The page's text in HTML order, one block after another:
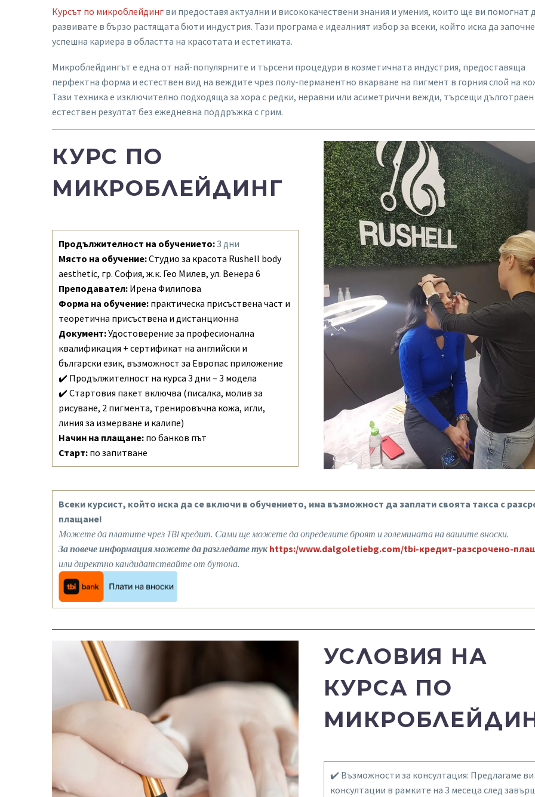
Курсът по микроблейдинг ви предоставя актуални и висококачествени знания и умения, които ще ви помогнат
развивате в бързо растящата бюти индустрия. Тази програма е идеалният избор за всеки, който иска да започне
успешна кариера в областта на красотата и естетиката.
Микроблейдингът е една от най-популярните и търсени процедури в козметичната индустрия, предоставяща
перфектна форма и естествен вид на веждите чрез полу-перманентно вкарване на пигмент в горния слой на
Тази техника е изключително подходяща за хора с редки, неравни или асиметрични вежди, търсещи дълготраен
естествен резултат без ежедневна поддръжка с грим.
КУРС ПО
МИКРОБЛЕЙДИНГ
Продължителност на обучението:3 дни
Място на обучение:Студио за красота Rushell body
aesthetic, гр. София, ж.к. Гео Милев, ул. Венера 6
Преподавател: Ирена Филипова
Форма на обучение: практическа присъствена част и
теоретична присъствена и дистанционна
Документ:Удостоверение за професионална
квалификация + сертификат на английски и
български език, възможност за Европас приложение
✔️ Продължителност на курса 3 дни – 3 модела
✔️ Стартовия пакет включва (писалка, молив за
рисуване, 2 пигмента, тренировъчна кожа, игли,
линия за измерване и калипе)
Начин на плащане: по банков път
Старт: по запитване
Всеки курсист, който иска да се включи в обучението, има възможност да заплати своята такса с
плащане!
Можете да платите чрез TBI кредит. Сами ще можете да определите броят и големината на вашите вноски.
За повече информация можете да разгледате тукhttps:/www.dalgoletiebg.com/tbi-кредит-разсрочено-
или директно кандидатствайте от бутона.
УСЛОВИЯ НА
КУРСА ПО
✔️ Възможности за консултация: Предлагаме ви
консултации в рамките на 3 месеца след